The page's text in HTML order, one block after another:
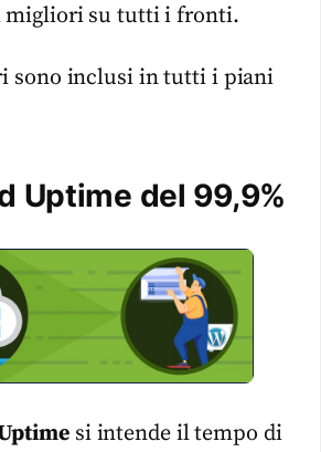
migliori su tutti i fronti.
sono inclusi in tutti i piani
Uptime del 99,9%
si intende il tempo di